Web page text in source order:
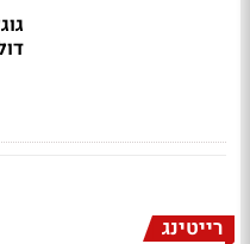
דולר
רייטינג